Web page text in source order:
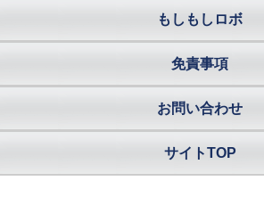
もしもしロボ
免責事項
お問い合わせ
サイトTOP